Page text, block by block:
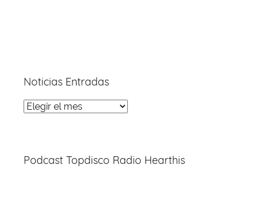
Noticias Entradas
Noticias
Podcast Topdisco Radio Hearthis